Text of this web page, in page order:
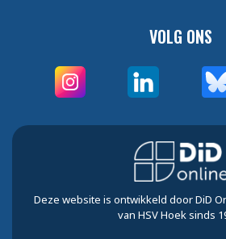
VOLG ONS
Deze website is ontwikkeld door DiD
van HSV Hoek sinds